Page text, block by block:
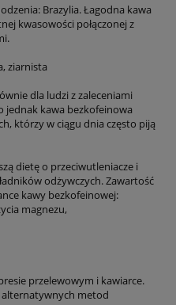
Brazylia. Łagodna kawa
kwasowości połączonej z
ziarnista
dla ludzi z zaleceniami
kawa bezkofeinowa
którzy w ciągu dnia często piją
dietę o przeciwutleniacze i
odżywczych. Zawartość
kawy bezkofeinowej:
magnezu,
przelewowym i kawiarce.
metod